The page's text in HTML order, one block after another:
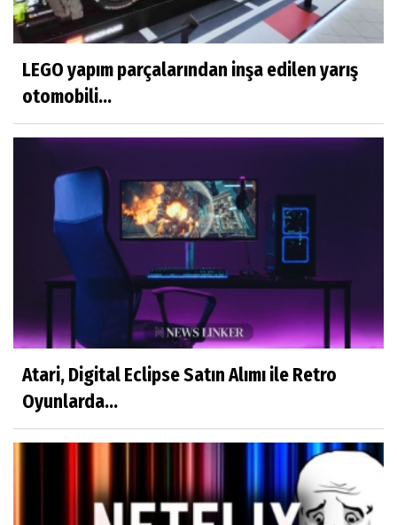
LEGO yapım parçalarından inşa edilen yarış
otomobili...
Atari, Digital Eclipse Satın Alımı ile Retro
Oyunlarda...